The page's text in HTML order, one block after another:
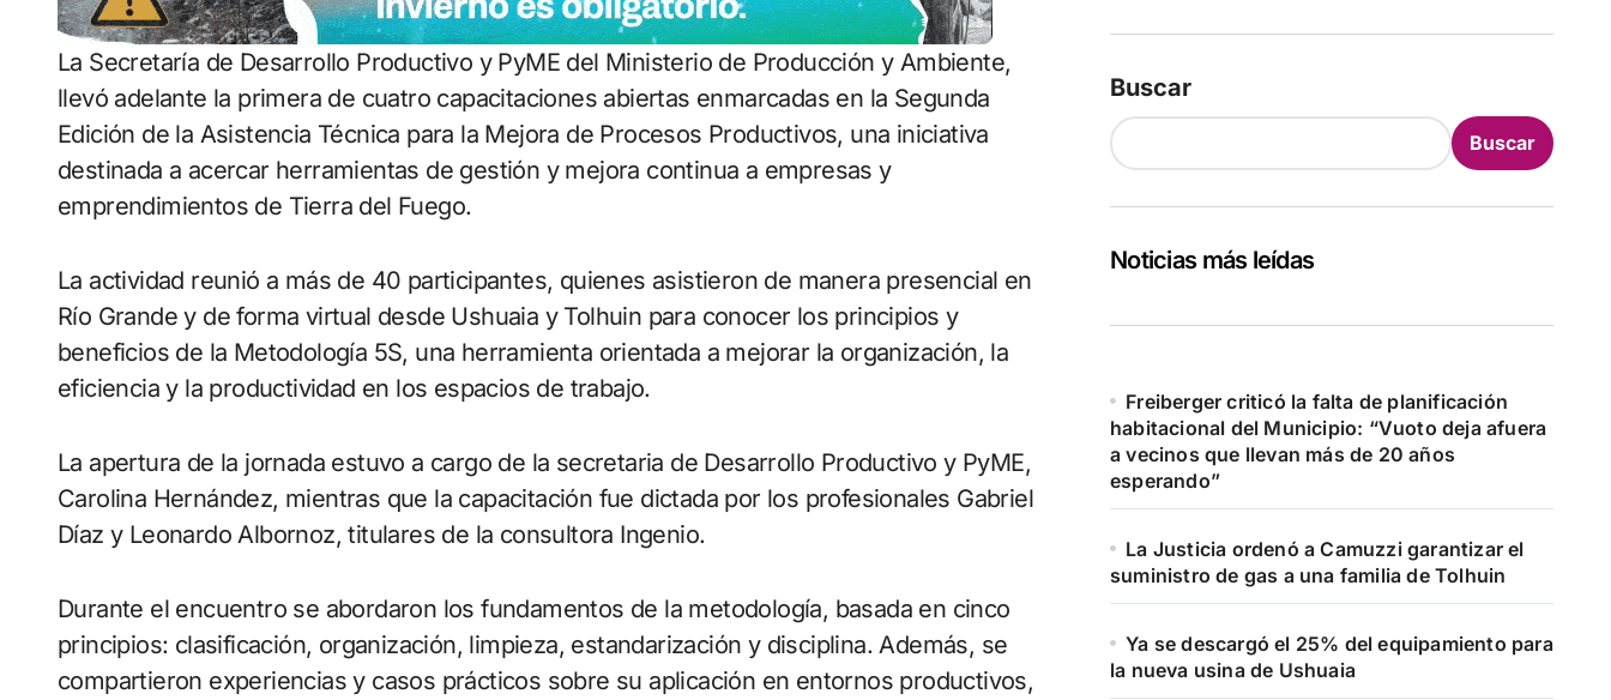
La Secretaría de Desarrollo Productivo y PyME del Ministerio de Producción y Ambiente,
llevó adelante la primera de cuatro capacitaciones abiertas enmarcadas en la Segunda
Edición de la Asistencia Técnica para la Mejora de Procesos Productivos, una iniciativa
destinada a acercar herramientas de gestión y mejora continua a empresas y
emprendimientos de Tierra del Fuego.
La actividad reunió a más de 40 participantes, quienes asistieron de manera presencial en
Río Grande y de forma virtual desde Ushuaia y Tolhuin para conocer los principios y
beneficios de la Metodología 5S, una herramienta orientada a mejorar la organización, la
eficiencia y la productividad en los espacios de trabajo.
La apertura de la jornada estuvo a cargo de la secretaria de Desarrollo Productivo y PyME,
Carolina Hernández, mientras que la capacitación fue dictada por los profesionales Gabriel
Díaz y Leonardo Albornoz, titulares de la consultora Ingenio.
Durante el encuentro se abordaron los fundamentos de la metodología, basada en cinco
principios: clasificación, organización, limpieza, estandarización y disciplina. Además, se
compartieron experiencias y casos prácticos sobre su aplicación en entornos productivos,
Buscar
Buscar
Noticias más leídas
Freiberger criticó la falta de planificación
habitacional del Municipio: “Vuoto deja afuera
a vecinos que llevan más de 20 años
esperando”
La Justicia ordenó a Camuzzi garantizar el
suministro de gas a una familia de Tolhuin
Ya se descargó el 25% del equipamiento para
la nueva usina de Ushuaia